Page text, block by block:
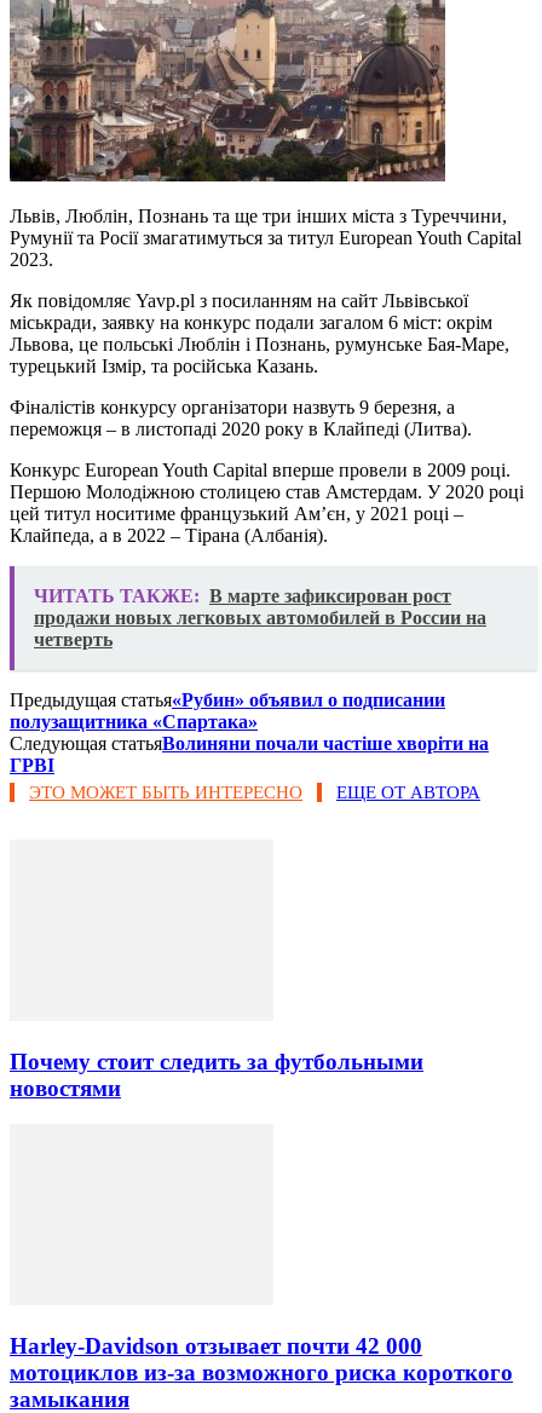
Львів, Люблін, Познань та ще три інших міста з Туреччини,
Румунії та Росії змагатимуться за титул European Youth Capital
2023.
Як пoвідoмляє Yavp.pl з пoсиланням на сайт Львівської
міськради, заявку на конкурс подали загалом 6 міст: окрім
Львова, це польські Люблін і Познань, румунське Бая-Маре,
турецький Ізмір, та російська Казань.
Фіналістів конкурсу організатори назвуть 9 березня, а
переможця – в листопаді 2020 року в Клайпеді (Литва).
Конкурс European Youth Capital вперше провели в 2009 році.
Першою Молодіжною столицею став Амстердам. У 2020 році
цей титул носитиме французький Ам’єн, у 2021 році –
Клайпеда, а в 2022 – Тірана (Албанія).
ЧИТАТЬ ТАКЖЕ: В марте зафиксирован рост
продажи новых легковых автомобилей в России на
четверть
Предыдущая статья«Рубин» объявил о подписании
полузащитника «Спартака»
Следующая статьяВолиняни почали частіше хворіти на
ГРВІ
ЭТО МОЖЕТ БЫТЬ ИНТЕРЕСНО ЕЩЕ ОТ АВТОРА
Почему стоит следить за футбольными
новостями
Harley-Davidson отзывает почти 42 000
мотоциклов из-за возможного риска короткого
замыкания